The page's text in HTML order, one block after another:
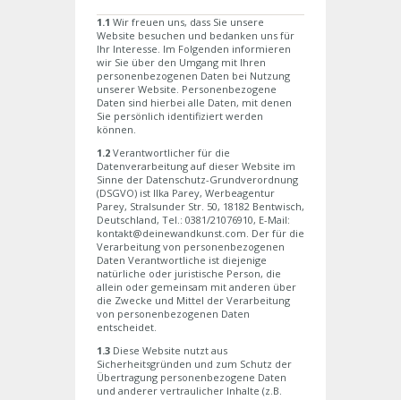
1.1 Wir freuen uns, dass Sie unsere
Website besuchen und bedanken uns für
Ihr Interesse. Im Folgenden informieren
wir Sie über den Umgang mit Ihren
personenbezogenen Daten bei Nutzung
unserer Website. Personenbezogene
Daten sind hierbei alle Daten, mit denen
Sie persönlich identifiziert werden
können.
1.2 Verantwortlicher für die
Datenverarbeitung auf dieser Website im
Sinne der Datenschutz-Grundverordnung
(DSGVO) ist Ilka Parey, Werbeagentur
Parey, Stralsunder Str. 50, 18182 Bentwisch,
Deutschland, Tel.: 0381/21076910, E-Mail:
kontakt@deinewandkunst.com. Der für die
Verarbeitung von personenbezogenen
Daten Verantwortliche ist diejenige
natürliche oder juristische Person, die
allein oder gemeinsam mit anderen über
die Zwecke und Mittel der Verarbeitung
von personenbezogenen Daten
entscheidet.
1.3 Diese Website nutzt aus
Sicherheitsgründen und zum Schutz der
Übertragung personenbezogene Daten
und anderer vertraulicher Inhalte (z.B.